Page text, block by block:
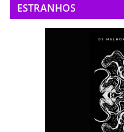
ESTRANHOS